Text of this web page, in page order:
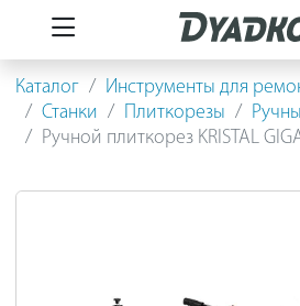
Каталог
Инструменты для
Станки
Плиткорезы
Ручной плиткорез KRISTAL